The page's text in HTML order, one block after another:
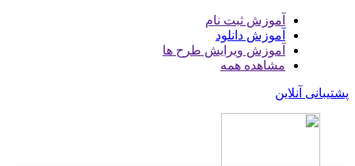
آموزش ثبت نام
آموزش دانلود
آموزش ویرایش طرح ها
مشاهده همه
پشتیبانی آنلاین